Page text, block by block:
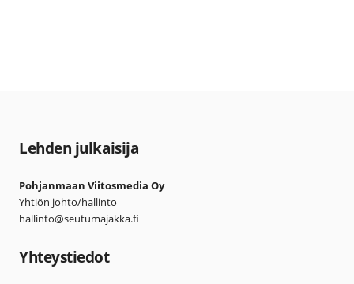
Lehden julkaisija
Pohjanmaan Viitosmedia Oy
Yhtiön johto/hallinto
hallinto@seutumajakka.fi
Yhteystiedot